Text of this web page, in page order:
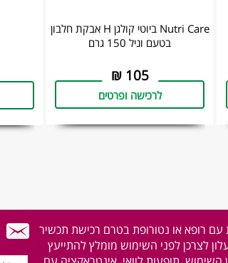
Nutri Care ביוטי קולגן H אבקת חלבון
בטעם וניל 150 גרם
105
₪
לרכישה ופרטים
עם רופא או נטורופת בטרם רכישת תכשיר
לצרכן לפני השימוש מומלץ להתייעץ